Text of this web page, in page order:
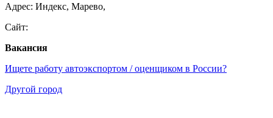
Адрес: Индекс, Марево,
Сайт:
Вакансия
Ищете работу автоэкспортом / оценщиком в России?
Другой город